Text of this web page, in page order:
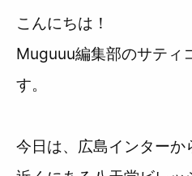
こんにちは！
Muguuu編集部のサティ
す。
今日は、広島インター